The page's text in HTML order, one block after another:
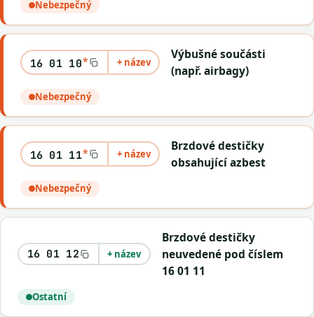
Nebezpečný
16 01 10* + název
Výbušné součásti
(např. airbagy)
Nebezpečný
16 01 11* + název
Brzdové destičky
obsahující azbest
Nebezpečný
16 01 12 + název
Brzdové destičky
neuvedené pod číslem
16 01 11
Ostatní